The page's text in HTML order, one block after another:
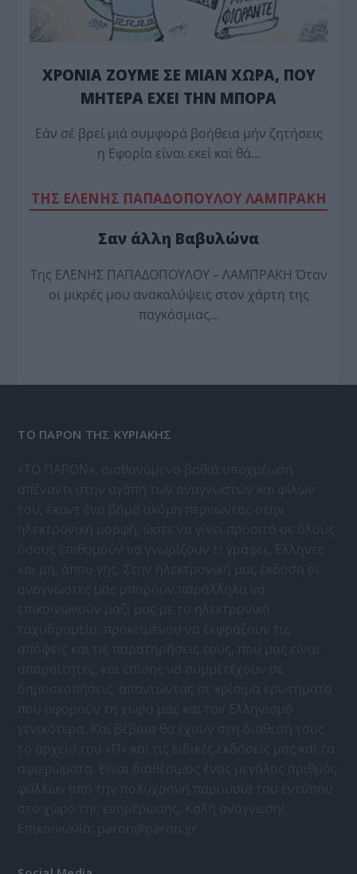
ΧΡΟΝΙΑ ΖΟΥΜΕ ΣΕ ΜΙΑΝ ΧΩΡΑ, ΠΟΥ
ΜΗΤΕΡΑ ΕΧΕΙ ΤΗΝ ΜΠΟΡΑ
Εάν σέ βρεί μιά συμφορά βοήθεια μήν ζητήσεις
η Εφορία είναι εκεί καί θά…
TΗΣ ΕΛΕΝΗΣ ΠΑΠΑΔΟΠΟΥΛΟΥ ΛΑΜΠΡΑΚΗ
Σαν άλλη Βαβυλώνα
Της ΕΛΕΝΗΣ ΠΑΠΑΔΟΠΟΥΛΟΥ – ΛΑΜΠΡΑΚΗ Όταν
οι μικρές μου ανακαλύψεις στον χάρτη της
παγκόσμιας…
ΤΟ ΠΑΡΟΝ ΤΗΣ ΚΥΡΙΑΚΗΣ